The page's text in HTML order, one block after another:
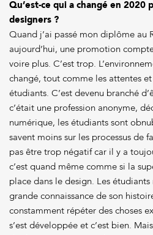
Qu’est-ce qui a changé en 2020
designers ?
Quand j’ai passé mon diplôme au
aujourd’hui, une promotion
voire plus. C’est trop.
changé, tout comme les attentes
étudiants. C’est devenu branché
c’était une profession anonyme,
numérique, les étudiants sont
savent moins sur les processus de
pas être trop négatif car il y a
c’est quand même comme si la
place dans le design. Les étudiants
grande connaissance de son
constamment répéter des choses
s’est développée et c’est bien.